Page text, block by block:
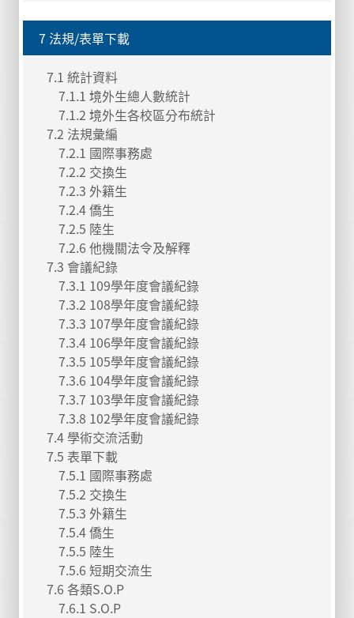
7 法規/表單下載
7.1 統計資料
7.1.1 境外生總人數統計
7.1.2 境外生各校區分布統計
7.2 法規彙編
7.2.1 國際事務處
7.2.2 交換生
7.2.3 外籍生
7.2.4 僑生
7.2.5 陸生
7.2.6 他機關法令及解釋
7.3 會議紀錄
7.3.1 109學年度會議紀錄
7.3.2 108學年度會議紀錄
7.3.3 107學年度會議紀錄
7.3.4 106學年度會議紀錄
7.3.5 105學年度會議紀錄
7.3.6 104學年度會議紀錄
7.3.7 103學年度會議紀錄
7.3.8 102學年度會議紀錄
7.4 學術交流活動
7.5 表單下載
7.5.1 國際事務處
7.5.2 交換生
7.5.3 外籍生
7.5.4 僑生
7.5.5 陸生
7.5.6 短期交流生
7.6 各類S.O.P
7.6.1 S.O.P